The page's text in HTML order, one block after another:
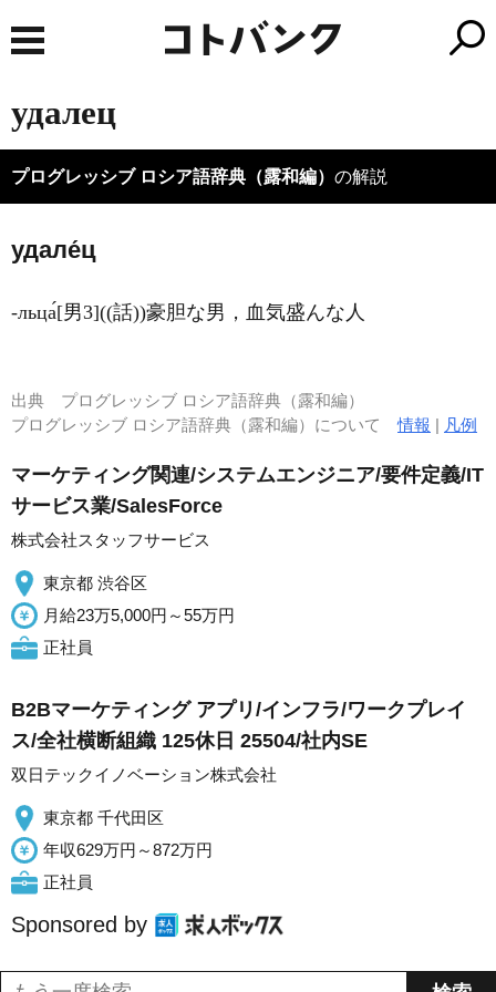
удалец
プログレッシブ ロシア語辞典（露和編） の解説
удале́ц
-льца́[男3]((話))豪胆な男，血気盛んな人
出典 プログレッシブ ロシア語辞典（露和編）
プログレッシブ ロシア語辞典（露和編）について情報 | 凡例
マーケティング関連/システムエンジニア/要件定義/IT
サービス業/SalesForce
株式会社スタッフサービス
東京都 渋谷区
月給23万5,000円～55万円
正社員
B2Bマーケティング アプリ/インフラ/ワークプレイ
ス/全社横断組織 125休日 25504/社内SE
双日テックイノベーション株式会社
東京都 千代田区
年収629万円～872万円
正社員
Sponsored by